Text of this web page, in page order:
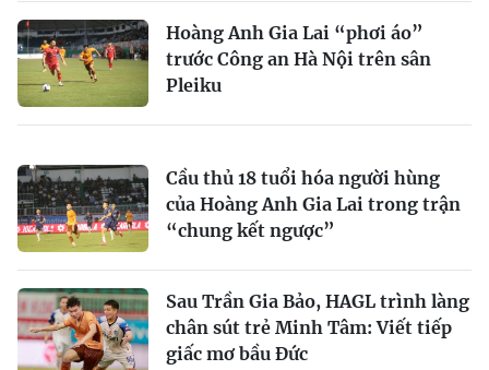
Hoàng Anh Gia Lai “phơi áo”
trước Công an Hà Nội trên sân
Pleiku
Cầu thủ 18 tuổi hóa người hùng
của Hoàng Anh Gia Lai trong trận
“chung kết ngược”
Sau Trần Gia Bảo, HAGL trình làng
chân sút trẻ Minh Tâm: Viết tiếp
giấc mơ bầu Đức